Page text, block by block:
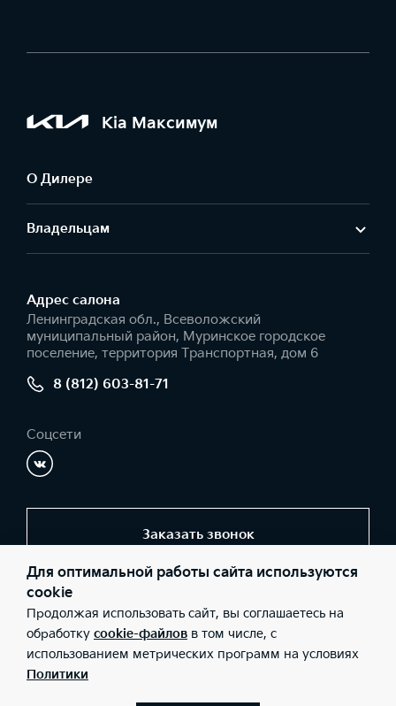
Kia Максимум
О Дилере
Владельцам
Адрес салонa
Ленинградская обл., Всеволожский
муниципальный район, Муринское городское
поселение, территория Транспортная, дом 6
8 (812) 603-81-71
Соцсети
Заказать звонок
(Фактический адрес: Ленинградская обл., Всеволожский
муниципальный район, Муринское городское поселение,
территория Транспортная, дом 6; Телефон: 8 (812) 603-81-71;
ИНН: 7804540104; ОГРН: 1147847302954), ООО «Киа Россия и
СНГ» (Фактический адрес: г.Москва, Валовая 26; Телефон: 8 800
301 08 80; ИНН: 7728674093; ОГРН: 5087746291760) ведут
Для оптимальной работы сайта используются
cookie
Продолжая использовать сайт, вы соглашаетесь на
обработку cookie-файлов в том числе, с
использованием метрических программ на условиях
Политики